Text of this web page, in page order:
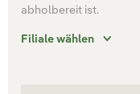
abholbereit ist.
Filiale wählen